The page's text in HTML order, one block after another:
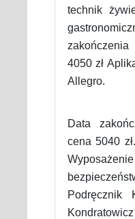
technik
4050 zł
Allegro.
Data
cena 5040
Podręcznik